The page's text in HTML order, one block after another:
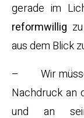
gerade im
reformwillig
aus dem Blick
– Wir
Nachdruck an
und an